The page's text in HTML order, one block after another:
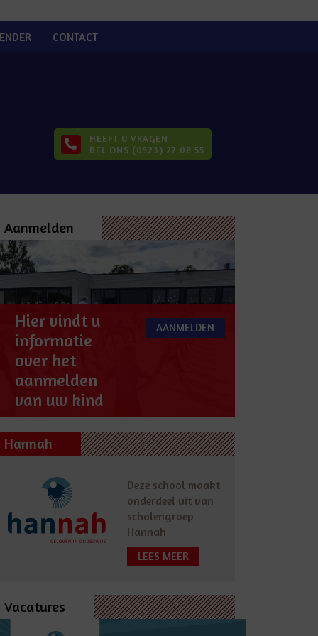
CONTACT
HEEFT U VRAGEN
BEL ONS (0523) 27 08 55
Aanmelden
Hier vindt u
informatie
over het
aanmelden
van uw kind
AANMELDEN
Hannah
Deze school maakt
onderdeel uit van
scholengroep
Hannah
LEES MEER
Vacatures